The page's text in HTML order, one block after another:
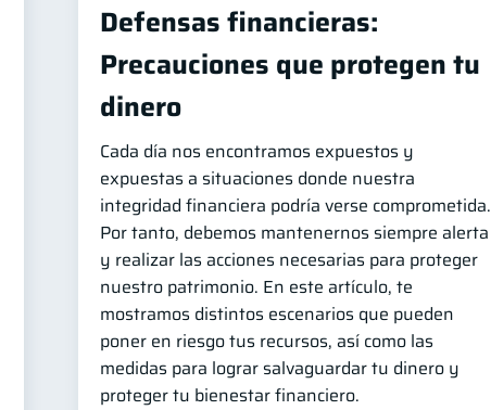
Defensas financieras:
Precauciones que protegen tu
dinero
Cada día nos encontramos expuestos y
expuestas a situaciones donde nuestra
integridad financiera podría verse comprometida.
Por tanto, debemos mantenernos siempre alerta
y realizar las acciones necesarias para proteger
nuestro patrimonio. En este artículo, te
mostramos distintos escenarios que pueden
poner en riesgo tus recursos, así como las
medidas para lograr salvaguardar tu dinero y
proteger tu bienestar financiero.